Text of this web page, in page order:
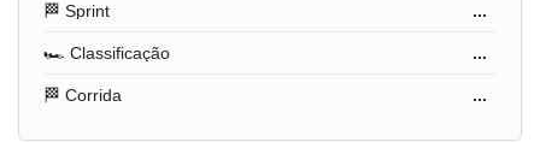
🏁 Sprint ...
🏎️ Classificação ...
🏁 Corrida ...